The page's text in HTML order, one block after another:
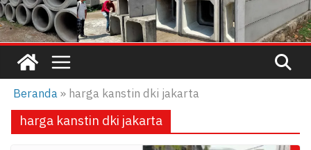
Beranda» harga kanstin dki jakarta
harga kanstin dki jakarta